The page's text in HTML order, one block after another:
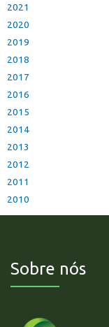
2021
2020
2019
2018
2017
2016
2015
2014
2013
2012
2011
2010
Sobre nós